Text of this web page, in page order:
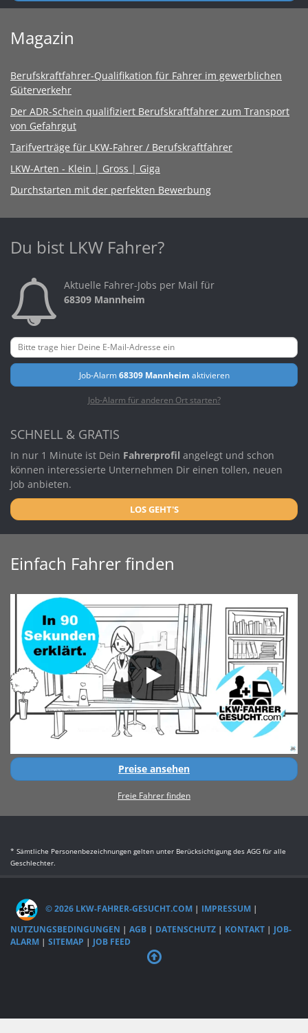
Magazin
Berufskraftfahrer-Qualifikation für Fahrer im gewerblichen
Güterverkehr
Der ADR-Schein qualifiziert Berufskraftfahrer zum Transport
von Gefahrgut
Tarifverträge für LKW-Fahrer / Berufskraftfahrer
LKW-Arten - Klein | Gross | Giga
Durchstarten mit der perfekten Bewerbung
Du bist LKW Fahrer?
Aktuelle Fahrer-Jobs per Mail für
68309 Mannheim
Job-Alarm68309 Mannheim aktivieren
Job-Alarm für anderen Ort starten?
SCHNELL & GRATIS
In nur 1 Minute ist Dein Fahrerprofil angelegt und schon
können interessierte Unternehmen Dir einen tollen, neuen
Job anbieten.
LOS GEHT'S
Einfach Fahrer finden
Preise ansehen
Freie Fahrer finden
* Sämtliche Personenbezeichnungen gelten unter Berücksichtigung des AGG für alle
Geschlechter.
© 2026 LKW-FAHRER-GESUCHT.COM | IMPRESSUM |
NUTZUNGSBEDINGUNGEN | AGB | DATENSCHUTZ | KONTAKT | JOB-
ALARM | SITEMAP | JOB FEED